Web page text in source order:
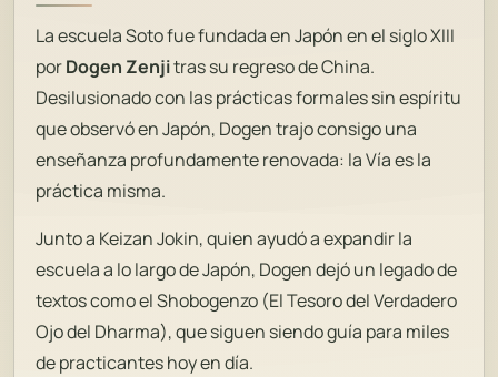
La escuela Soto fue fundada en Japón en el siglo XIII
porDogen Zenjitras su regreso de China.
Desilusionado con las prácticas formales sin espíritu
que observó en Japón, Dogen trajo consigo una
enseñanza profundamente renovada: la Vía es la
práctica misma.
Junto a Keizan Jokin, quien ayudó a expandir la
escuela a lo largo de Japón, Dogen dejó un legado de
textos como elShobogenzo (El Tesoro del Verdadero
Ojo del Dharma), que siguen siendo guía para miles
de practicantes hoy en día.